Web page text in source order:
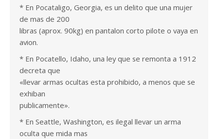
* En Pocataligo, Georgia, es un delito que una mujer
de mas de 200
libras (aprox. 90kg) en pantalon corto pilote o vaya en
avion.
* En Pocatello, Idaho, una ley que se remonta a 1912
decreta que
«llevar armas ocultas esta prohibido, a menos que se
exhiban
publicamente».
* En Seattle, Washington, es ilegal llevar un arma
oculta que mida mas